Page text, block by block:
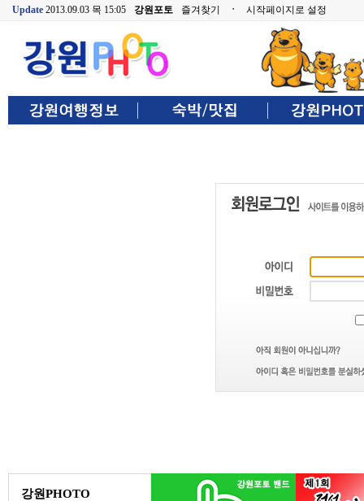
Update 2013.09.03 목 15:05 강원포토 즐겨찾기 ㆍ 시작페이지로 설정
강원PHOTO